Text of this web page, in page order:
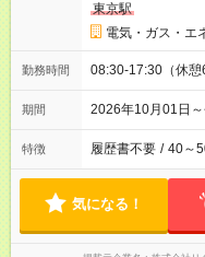
東京駅
電気・ガス・エ
勤務時間 08:30-17:30（休
期間 2026年10月01日
特徴 履歴書不要 / 40～
気になる！